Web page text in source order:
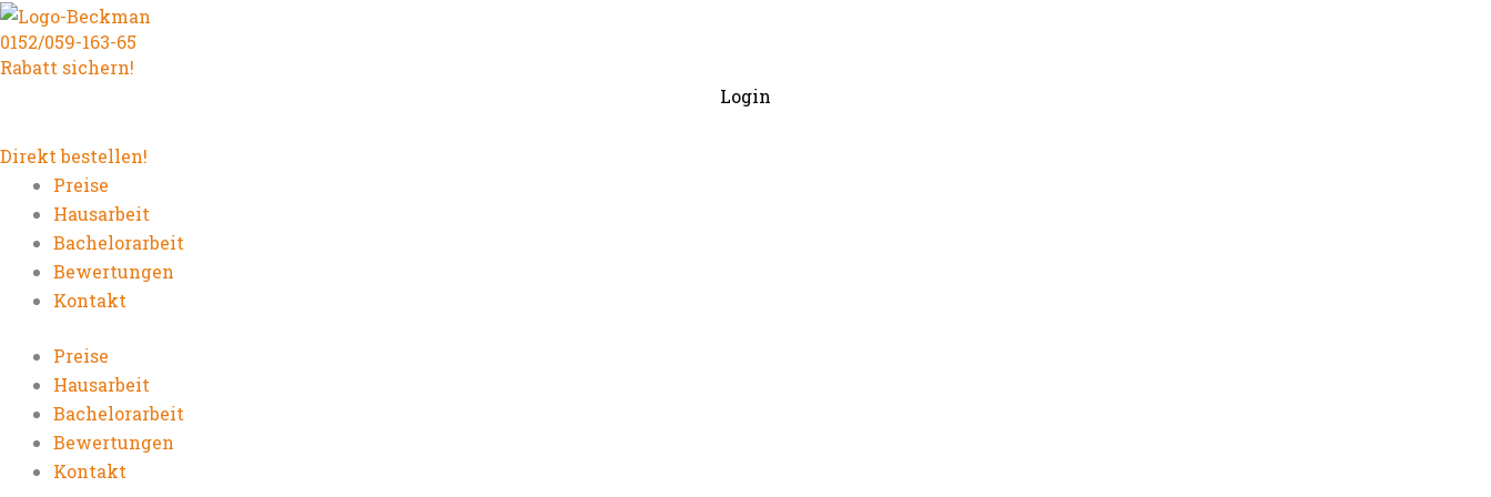
Zum
Inhalt
springen
0152/059-163-65
Rabatt sichern!
Login
Direkt bestellen!
Preise
Hausarbeit
Bachelorarbeit
Bewertungen
Kontakt
Preise
Hausarbeit
Bachelorarbeit
Bewertungen
Kontakt